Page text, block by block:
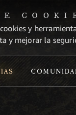
y
y mejorar la